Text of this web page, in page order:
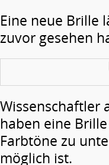
Eine neue Brille
zuvor gesehen
Wissenschaftler
haben eine
Farbtöne zu
möglich ist.